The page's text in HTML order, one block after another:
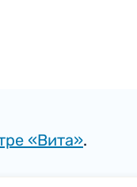
«Вита».